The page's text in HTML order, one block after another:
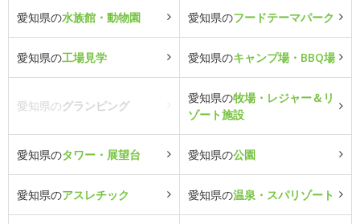
愛知県の水族館・動物園 愛知県のフードテーマパーク
愛知県の工場見学 愛知県のキャンプ場・BBQ場
愛知県のグランピング
愛知県の牧場・レジャー＆リ
ゾート施設
愛知県のタワー・展望台 愛知県の公園
愛知県のアスレチック 愛知県の温泉・スパリゾート